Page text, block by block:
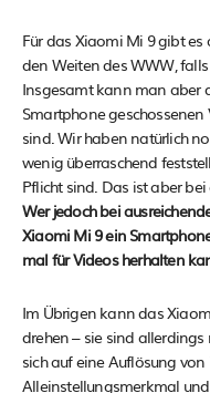
Für das Xiaomi Mi 9 gibt
den Weiten des WWW,
Insgesamt kann man aber
Smartphone
sind. Wir haben natürlich
wenig überraschend
Pflicht sind. Das ist aber
Wer jedoch bei
Xiaomi Mi 9 ein
mal für Videos herhalten
Im Übrigen kann das
drehen – sie sind
sich auf eine Auflösung
Alleinstellungsmerkmal